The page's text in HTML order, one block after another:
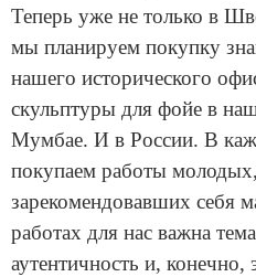
Теперь уже не только в
мы планируем покупку
нашего исторического
скульптуры для фойе в
Мумбае. И в России. В
покупаем работы
зарекомендовавших себя
работах для нас важна
аутентичность и, конечно,